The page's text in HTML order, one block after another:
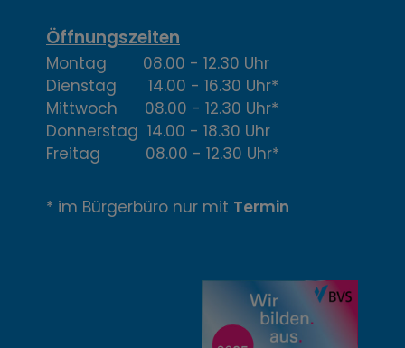
,
Ö
f
f
n
u
Öffnungszeiten
Montag 08.00 - 12.30 Uhr
Dienstag 14.00 - 16.30 Uhr*
Mittwoch 08.00 - 12.30 Uhr*
Donnerstag 14.00 - 18.30 Uhr
Freitag 08.00 - 12.30 Uhr*
* im Bürgerbüro nur mit Termin